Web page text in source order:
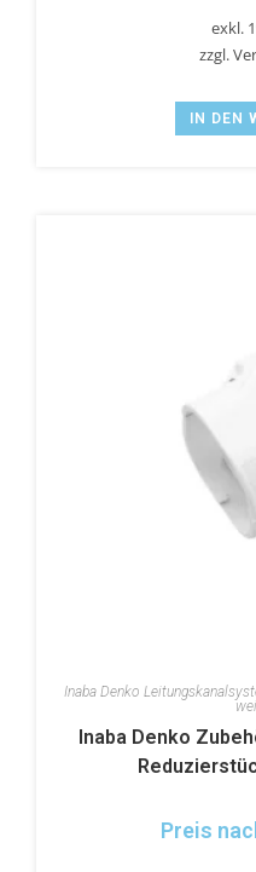
exkl.
zzgl.
IN DEN
Inaba Denko
Inaba Denko
Preis